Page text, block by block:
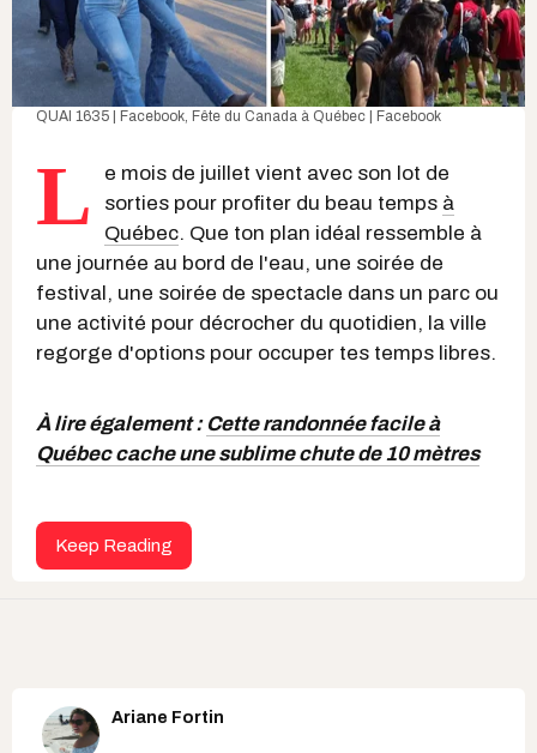
QUAI 1635 | Facebook Fête du Canada à Québec | Facebook
L
e mois de juillet vient avec son lot de
sorties pour profiter du beau temps à
Québec. Que ton plan idéal ressemble à
une journée au bord de l'eau, une soirée de
festival, une soirée de spectacle dans un parc ou
une activité pour décrocher du quotidien, la ville
regorge d'options pour occuper tes temps libres.
À lire également : Cette randonnée facile à
Québec cache une sublime chute de 10 mètres
Keep Reading
Ariane Fortin